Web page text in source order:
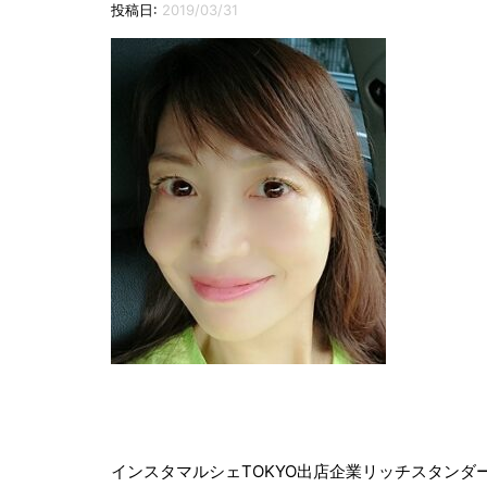
投稿日: 2019/03/31
稿
インスタマルシェTOKYO出店企業リッチスタンダ